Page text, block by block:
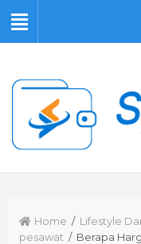
Home / Lifestyle
pesawat / Berapa